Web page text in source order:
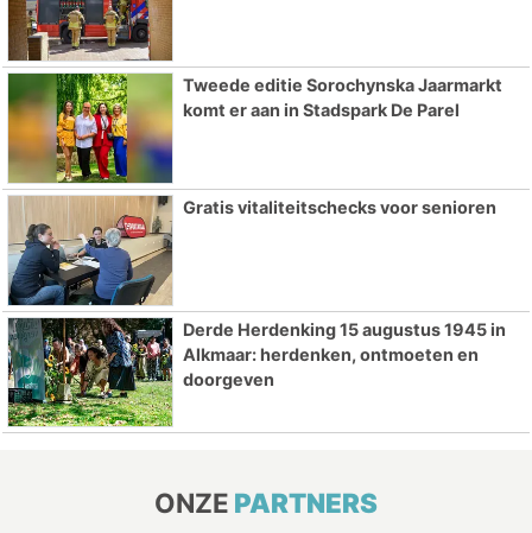
Tweede editie Sorochynska Jaarmarkt
komt er aan in Stadspark De Parel
Gratis vitaliteitschecks voor senioren
Derde Herdenking 15 augustus 1945 in
Alkmaar: herdenken, ontmoeten en
doorgeven
ONZE PARTNERS